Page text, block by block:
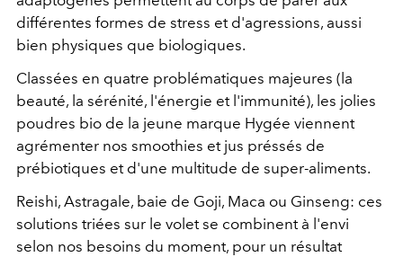
différentes formes de stress et d'agressions, aussi
bien physiques que biologiques.
Classées en quatre problématiques majeures (la
beauté, la sérénité, l'énergie et l'immunité), les jolies
poudres bio de la jeune marque Hygée viennent
agrémenter nos smoothies et jus préssés de
prébiotiques et d'une multitude de super-aliments.
Reishi, Astragale, baie de Goji, Maca ou Ginseng: ces
solutions triées sur le volet se combinent à l'envi
selon nos besoins du moment, pour un résultat